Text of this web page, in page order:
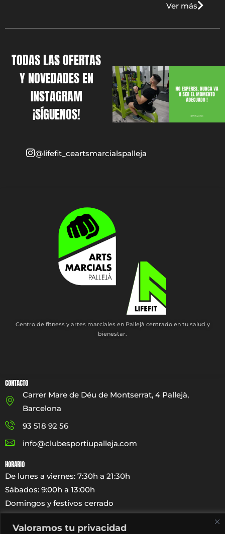
Valoramos tu privacidad
Ver más
TODAS LAS OFERTAS
Y NOVEDADES EN
INSTAGRAM
¡SÍGUENOS!
@lifefit_ceartsmarcialspalleja
LEGAL
HORARIO
De lunes a viernes: 7:30h a 21:30h
Sábados: 9:00h a 13:00h
Domingos y festivos cerrado
CONTACTO
Carrer Mare de Déu de Montserrat, 4 Pallejà,
Barcelona
93 518 92 56
info@clubesportiupalleja.com
Centro de fitness y artes marciales en Pallejà centrado en tu salud y
bienestar.